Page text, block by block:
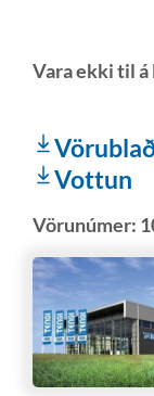
Vottun
Vörunúmer: